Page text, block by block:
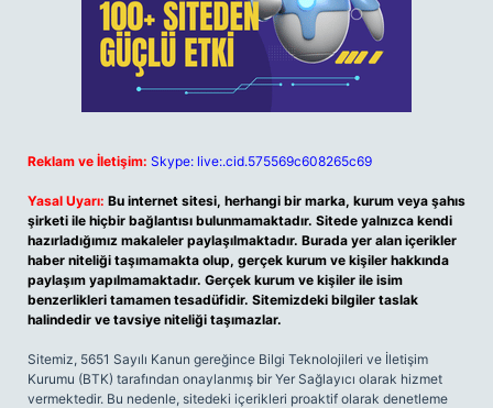
Reklam ve İletişim: Skype: live:.cid.575569c608265c69
Yasal Uyarı: Bu internet sitesi, herhangi bir marka, kurum veya şahıs
şirketi ile hiçbir bağlantısı bulunmamaktadır. Sitede yalnızca kendi
hazırladığımız makaleler paylaşılmaktadır. Burada yer alan içerikler
haber niteliği taşımamakta olup, gerçek kurum ve kişiler hakkında
paylaşım yapılmamaktadır. Gerçek kurum ve kişiler ile isim
benzerlikleri tamamen tesadüfidir. Sitemizdeki bilgiler taslak
halindedir ve tavsiye niteliği taşımazlar.
Sitemiz, 5651 Sayılı Kanun gereğince Bilgi Teknolojileri ve İletişim
Kurumu (BTK) tarafından onaylanmış bir Yer Sağlayıcı olarak hizmet
vermektedir. Bu nedenle, sitedeki içerikleri proaktif olarak denetleme